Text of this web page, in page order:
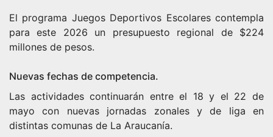
El programa Juegos Deportivos Escolares contempla
para este 2026 un presupuesto regional de $224
millones de pesos.
Nuevas fechas de competencia.
Las actividades continuarán entre el 18 y el 22 de
mayo con nuevas jornadas zonales y de liga en
distintas comunas de La Araucanía.